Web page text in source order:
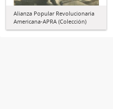
Alianza Popular Revolucionaria
Americana-APRA (Colección)